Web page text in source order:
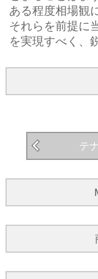
ある程度相場観
それらを前提に
を実現すべく、
テ